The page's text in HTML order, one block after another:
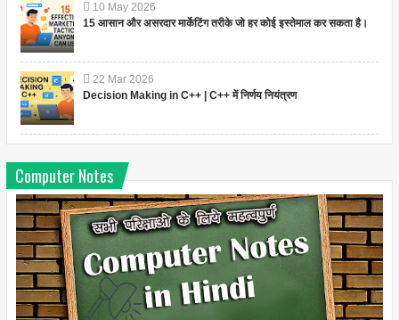
10 May 2026
15 आसान और असरदार मार्केटिंग तरीके जो हर कोई इस्तेमाल कर सकता है।
22 Mar 2026
Decision Making in C++ | C++ में निर्णय नियंत्रण
Computer Notes